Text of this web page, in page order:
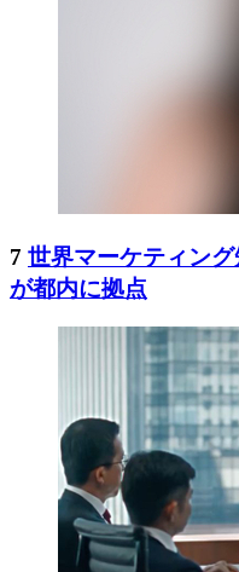
7 世界マーケティン
が都内に拠点